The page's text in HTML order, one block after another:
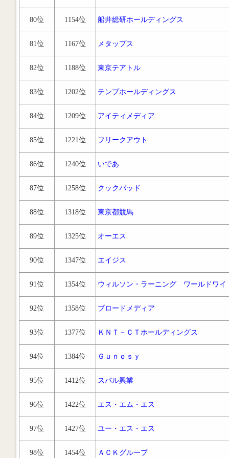
80位 1154位 船井総研ホールディングス
81位 1167位 メタップス
82位 1188位 東京テアトル
83位 1202位 テンプホールディングス
84位 1209位 アイティメディア
85位 1221位 フリークアウト
86位 1240位 いであ
87位 1258位 クックパッド
88位 1318位 東京都競馬
89位 1325位 オーエス
90位 1347位 エイジス
91位 1354位 ウィルソン・ラーニング ワールドワイ
92位 1358位 ブロードメディア
93位 1377位 ＫＮＴ－ＣＴホールディングス
94位 1384位 Ｇｕｎｏｓｙ
95位 1412位 スバル興業
96位 1422位 エス・エム・エス
97位 1427位 ユー・エス・エス
98位 1454位 ＡＣＫグループ